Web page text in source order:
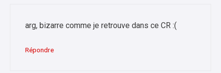
arg, bizarre comme je retrouve dans ce CR :(
Répondre